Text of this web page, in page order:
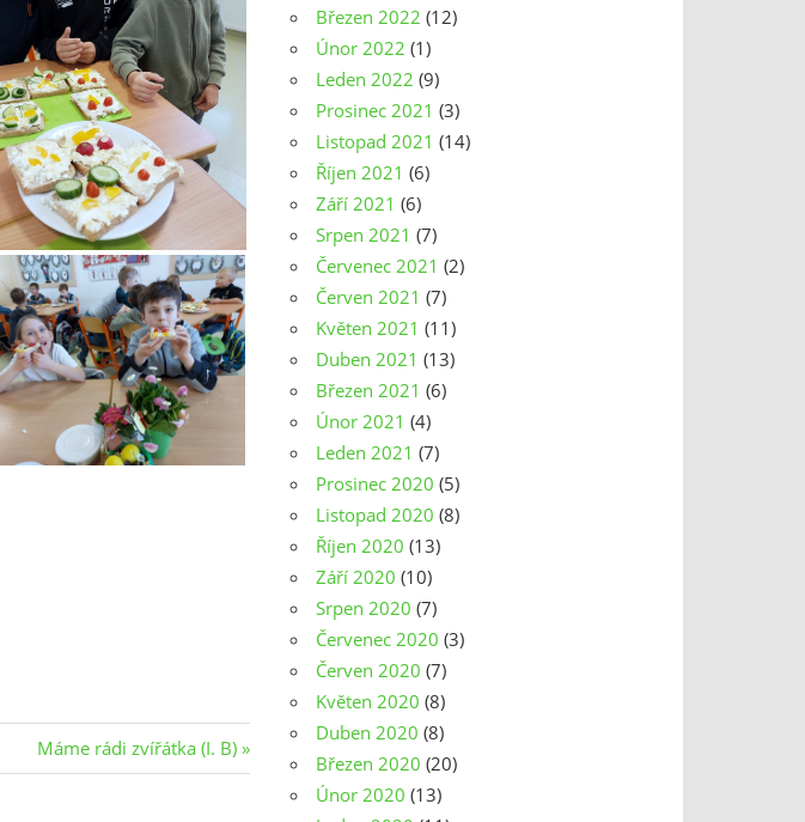
Next
Post:
Máme rádi zvířátka (I. B)
Březen 2022 (12)
Únor 2022 (1)
Leden 2022 (9)
Prosinec 2021 (3)
Listopad 2021 (14)
Říjen 2021 (6)
Září 2021 (6)
Srpen 2021 (7)
Červenec 2021 (2)
Červen 2021 (7)
Květen 2021 (11)
Duben 2021 (13)
Březen 2021 (6)
Únor 2021 (4)
Leden 2021 (7)
Prosinec 2020 (5)
Listopad 2020 (8)
Říjen 2020 (13)
Září 2020 (10)
Srpen 2020 (7)
Červenec 2020 (3)
Červen 2020 (7)
Květen 2020 (8)
Duben 2020 (8)
Březen 2020 (20)
Únor 2020 (13)